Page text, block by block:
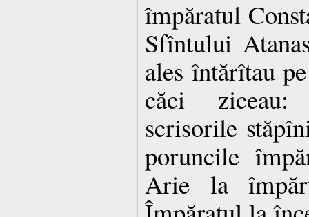
împăratul
Sfîntului
ales întărîtau
căci ziceau:
scrisorile
poruncile
Arie la